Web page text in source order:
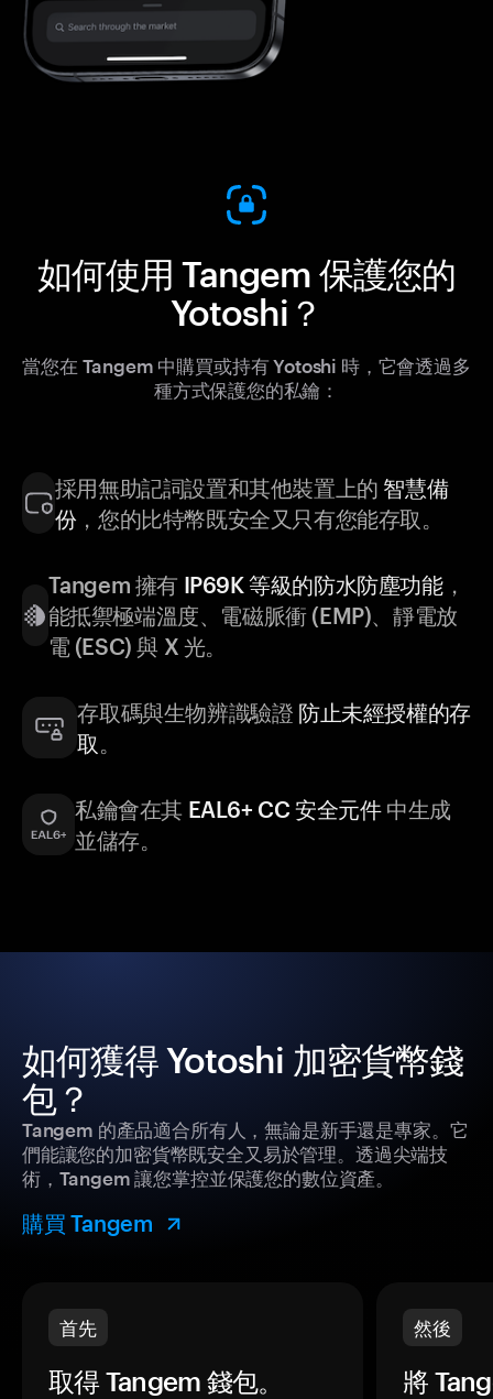
如何使用 Tangem 保護您的
Yotoshi？
當您在 Tangem 中購買或持有 Yotoshi 時，它會透過多
種方式保護您的私鑰：
採用無助記詞設置和其他裝置上的 智慧備
份，您的比特幣既安全又只有您能存取。
Tangem 擁有 IP69K 等級的防水防塵功能，
能抵禦極端溫度、電磁脈衝 (EMP)、靜電放
電 (ESC) 與 X 光。
存取碼與生物辨識驗證 防止未經授權的存
取 。
私鑰會在其 EAL6+ CC 安全元件中生成
並儲存。
如何獲得 Yotoshi 加密貨幣錢
包？
Tangem 的產品適合所有人，無論是新手還是專家。它
們能讓您的加密貨幣既安全又易於管理。透過尖端技
術，Tangem 讓您掌控並保護您的數位資產。
購買 Tangem
首先
取得 Tangem 錢包。
然後
將